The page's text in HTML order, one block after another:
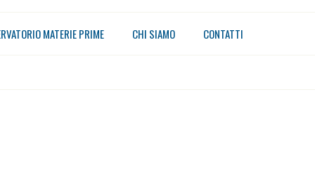
CONTATTI
CHI SIAMO
MATERIE PRIME